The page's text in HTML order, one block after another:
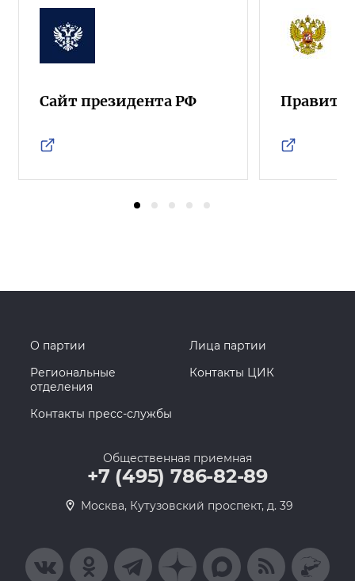
Сайт президента РФ
О партии
Лица партии
Региональные
отделения
Контакты ЦИК
Контакты пресс-службы
Общественная приемная
+7 (495) 786-82-89
Москва, Кутузовский проспект, д. 39